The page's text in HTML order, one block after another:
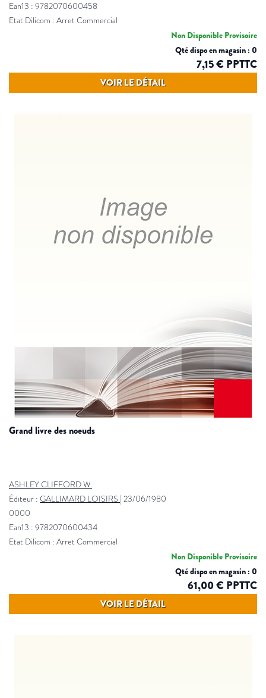
Ean13 : 9782070600458
Etat Dilicom : Arret Commercial
Non Disponible Provisoire
Qté dispo en magasin : 0
7,15 € PPTTC
VOIR LE DÉTAIL
grand livre des noeuds
ASHLEY CLIFFORD W.
Éditeur : GALLIMARD LOISIRS | 23/06/1980
0000
Ean13 : 9782070600434
Etat Dilicom : Arret Commercial
Non Disponible Provisoire
Qté dispo en magasin : 0
61,00 € PPTTC
VOIR LE DÉTAIL